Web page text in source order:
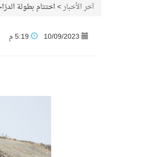
آخر الأخبار>اختتام بطولة
10/09/2023